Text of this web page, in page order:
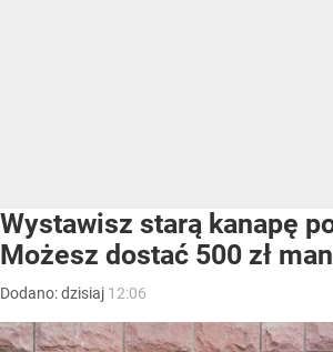
Wystawisz starą kanapę
Możesz dostać 500 zł
Dodano:dzisiaj 12:06